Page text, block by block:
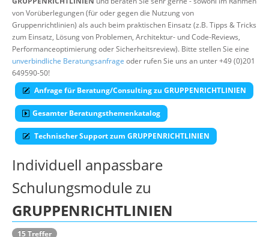
Über uns
Suche
von Vorüberlegungen (für oder gegen die Nutzung von
Gruppenrichtlinien) als auch beim praktischen Einsatz (z.B. Tipps & Tricks
zum Einsatz, Lösung von Problemen, Architektur- und Code-Reviews,
Performanceoptimierung oder Sicherheitsreview). Bitte stellen Sie eine
unverbindliche Beratungsanfrage oder rufen Sie uns an unter +49 (0)201
649590-50!
Anfrage für Beratung/Consulting zu GRUPPENRICHTLINIEN
Gesamter Beratungsthemenkatalog
Technischer Support zum GRUPPENRICHTLINIEN
Individuell anpassbare
Schulungsmodule zu
GRUPPENRICHTLINIEN
15 Treffer